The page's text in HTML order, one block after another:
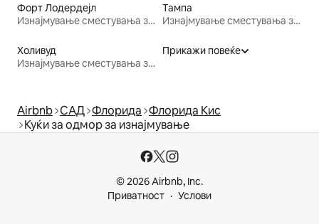
Форт Лодердејл
Изнајмување сместувања за одмор
Тампа
Изнајмување сместувања за одмор
Холивуд
Изнајмување сместувања за одмор
Прикажи повеќе
Airbnb САД Флорида Флорида Кис
Куќи за одмор за изнајмување
© 2026 Airbnb, Inc.
Приватност
Услови